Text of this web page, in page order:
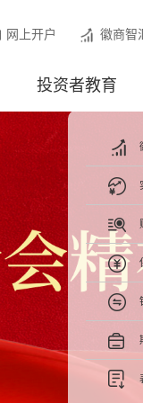
网上开户 徽商智
投资者教育